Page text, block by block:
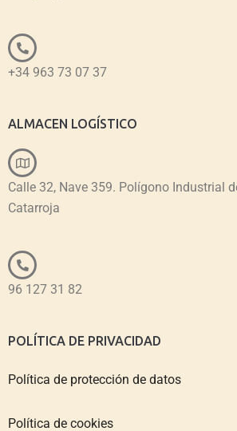
+34 963 73 07 37
ALMACEN LOGÍSTICO
Calle 32, Nave 359. Polígono Industrial
Catarroja
96 127 31 82
POLÍTICA DE PRIVACIDAD
Política de protección de datos
Política de cookies